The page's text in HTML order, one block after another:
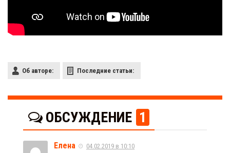
Об авторе: Последние статьи:
ОБСУЖДЕНИЕ 1
Елена 04.02.2019 в 10:10